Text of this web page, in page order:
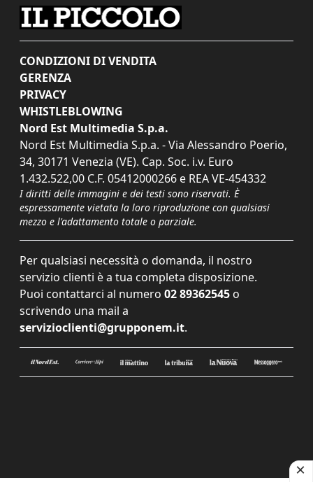
CONDIZIONI DI VENDITA
GERENZA
PRIVACY
WHISTLEBLOWING
Nord Est Multimedia S.p.a.
Nord Est Multimedia S.p.a. - Via Alessandro Poerio,
34, 30171 Venezia (VE). Cap. Soc. i.v. Euro
1.432.522,00 C.F. 05412000266 e REA VE-454332
I diritti delle immagini e dei testi sono riservati. È
espressamente vietata la loro riproduzione con qualsiasi
mezzo e l'adattamento totale o parziale.
Per qualsiasi necessità o domanda, il nostro
servizio clienti è a tua completa disposizione.
Puoi contattarci al numero 02 89362545 o
scrivendo una mail a
servizioclienti@grupponem.it.